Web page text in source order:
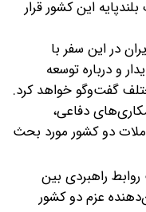
این کشور قرار
در این سفر با
و درباره توسعه
گفت‌وگو خواهد کرد.
دفاعی،
دو کشور مورد بحث
راهبردی بین
عزم دو کشور